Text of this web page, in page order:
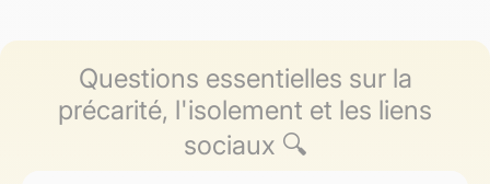
Questions essentielles sur la
précarité, l'isolement et les liens
sociaux 🔍